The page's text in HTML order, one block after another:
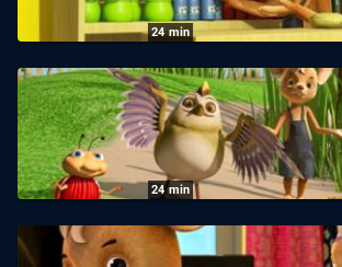
24min
JoNaLu: Der Kaufladen
27.09.2024 ZDF
24min
JoNaLu: Die Husteritis geht um